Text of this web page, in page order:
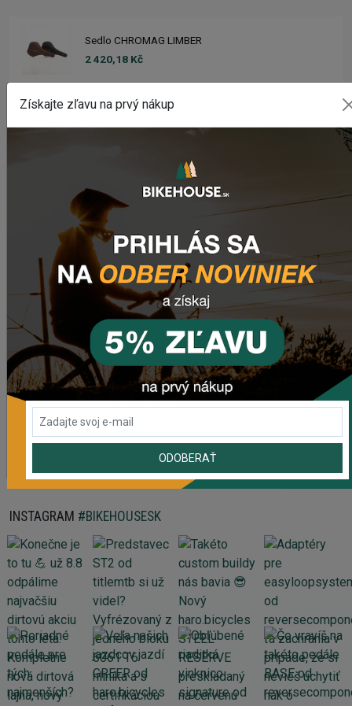
Sedlo CHROMAG LIMBER
2 420,18 Kč
Zimušné Rukavice CHROMAG SIGNAL
Sedlo CHROMAG TRAILMASTER DT V2
2 223,62 Kč
Rebuild kit pedálov CHROMAG SYNTH
1 006,16 Kč
Náhradný gumový diel pre košík CRUSSIS YBC-01
61,43 Kč
Prehadzovačka SHIMANO TOURNEY RD-TY200 GS 6/7
SPEED BEZ HÁKU
465,61 Kč
Zobraziť viac produktov
INSTAGRAM #BIKEHOUSESK
Získajte zľavu na prvý nákup
ODOBERAŤ